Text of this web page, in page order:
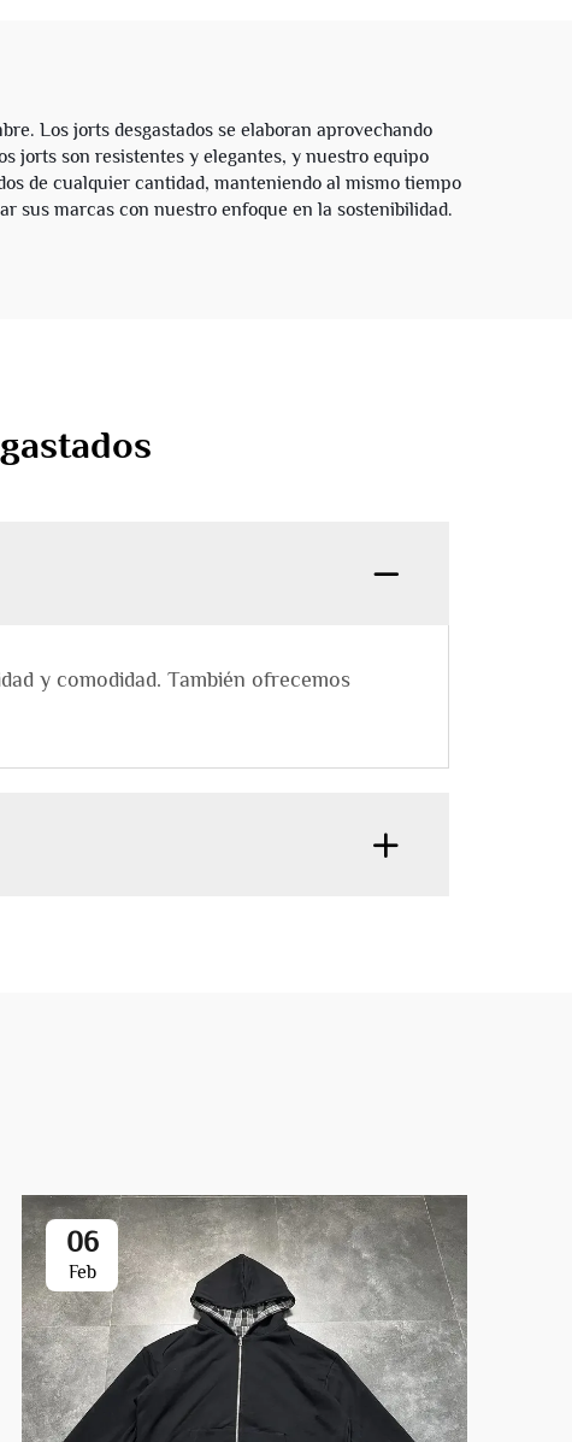
Los jorts desgastados se elaboran aprovechando
jorts son resistentes y elegantes, y nuestro equipo
de cualquier cantidad, manteniendo al mismo tiempo
sus marcas con nuestro enfoque en la sostenibilidad.
y comodidad. También ofrecemos
06
Feb